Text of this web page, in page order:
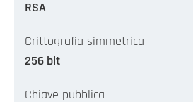
RSA
Crittografia simmetrica
256 bit
Chiave pubblica